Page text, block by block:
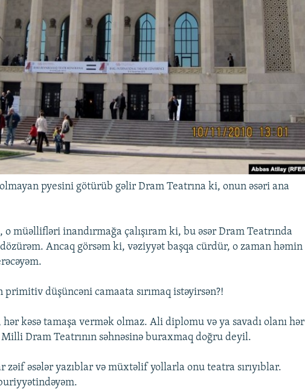
pyesini götürüb gəlir Dram Teatrına ki, onun əsəri ana
müəllifləri inandırmağa çalışıram ki, bu əsər Dram Teatrında
Ancaq görsəm ki, vəziyyət başqa cürdür, o zaman həmin
primitiv düşüncəni camaata sırımaq istəyirsən?!
kəsə tamaşa vermək olmaz. Ali diplomu və ya savadı olanı hər
Dram Teatrının səhnəsinə buraxmaq doğru deyil.
zəif əsələr yazıblar və müxtəlif yollarla onu teatra sırıyıblar.